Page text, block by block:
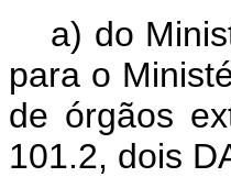
a) do
para o
de órgãos
101.2, dois